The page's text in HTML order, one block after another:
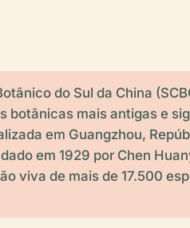
do Sul da China
botânicas mais antigas e
em Guangzhou,
em 1929 por Chen
viva de mais de 17.500